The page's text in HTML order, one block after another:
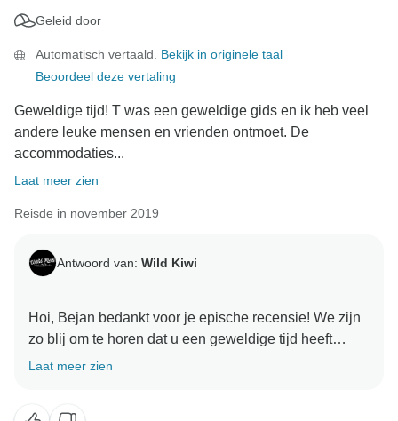
Geleid door
Automatisch vertaald. Bekijk in originele taal
Beoordeel deze vertaling
Geweldige tijd! T was een geweldige gids en ik heb veel
andere leuke mensen en vrienden ontmoet. De
accommodaties...
Laat meer zien
Reisde in november 2019
Antwoord van: Wild Kiwi
Hoi, Bejan bedankt voor je epische recensie! We zijn
zo blij om te horen dat u een geweldige tijd heeft
gehad met Wild Kiwi en onze geweldige gids T!
Laat meer zien